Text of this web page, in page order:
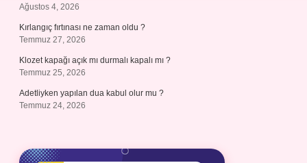
Ağustos 4, 2026
Kırlangıç fırtınası ne zaman oldu ?
Temmuz 27, 2026
Klozet kapağı açık mı durmalı kapalı mı ?
Temmuz 25, 2026
Adetliyken yapılan dua kabul olur mu ?
Temmuz 24, 2026